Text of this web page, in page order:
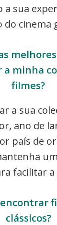
a sua
do cinema
minha
filmes?
a sua
ano de
país de
facilitar a
clássicos?